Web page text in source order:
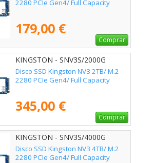
2280 PCIe Gen4/ Full Capacity
179,00 €
Comprar
KINGSTON - SNV3S/2000G
Disco SSD Kingston NV3 2TB/ M.2
2280 PCIe Gen4/ Full Capacity
345,00 €
Comprar
KINGSTON - SNV3S/4000G
Disco SSD Kingston NV3 4TB/ M.2
2280 PCIe Gen4/ Full Capacity